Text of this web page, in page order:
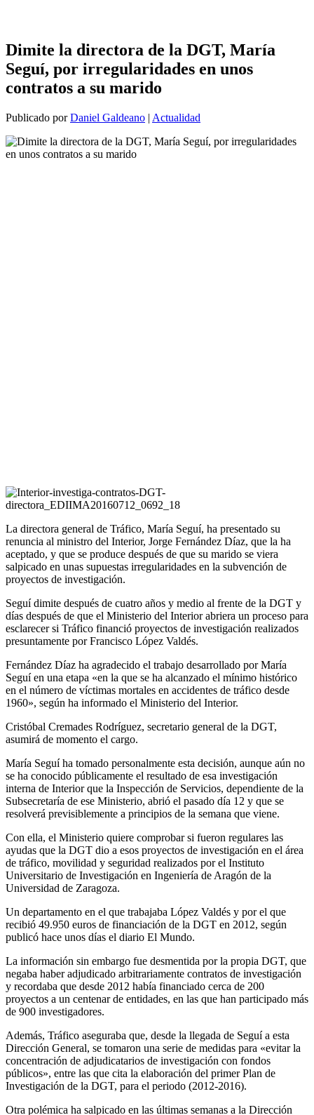
Dimite la directora de la DGT, María
Seguí, por irregularidades en unos
contratos a su marido
Publicado porDaniel Galdeano | Actualidad
La directora general de Tráfico, María Seguí, ha presentado su
renuncia al ministro del Interior, Jorge Fernández Díaz, que la ha
aceptado, y que se produce después de que su marido se viera
salpicado en unas supuestas irregularidades en la subvención de
proyectos de investigación.
Seguí dimite después de cuatro años y medio al frente de la DGT y
días después de que el Ministerio del Interior abriera un proceso para
esclarecer si Tráfico financió proyectos de investigación realizados
presuntamente por Francisco López Valdés.
Fernández Díaz ha agradecido el trabajo desarrollado por María
Seguí en una etapa «en la que se ha alcanzado el mínimo histórico
en el número de víctimas mortales en accidentes de tráfico desde
1960», según ha informado el Ministerio del Interior.
Cristóbal Cremades Rodríguez, secretario general de la DGT,
asumirá de momento el cargo.
María Seguí ha tomado personalmente esta decisión, aunque aún no
se ha conocido públicamente el resultado de esa investigación
interna de Interior que la Inspección de Servicios, dependiente de la
Subsecretaría de ese Ministerio, abrió el pasado día 12 y que se
resolverá previsiblemente a principios de la semana que viene.
Con ella, el Ministerio quiere comprobar si fueron regulares las
ayudas que la DGT dio a esos proyectos de investigación en el área
de tráfico, movilidad y seguridad realizados por el Instituto
Universitario de Investigación en Ingeniería de Aragón de la
Universidad de Zaragoza.
Un departamento en el que trabajaba López Valdés y por el que
recibió 49.950 euros de financiación de la DGT en 2012, según
publicó hace unos días el diario El Mundo.
La información sin embargo fue desmentida por la propia DGT, que
negaba haber adjudicado arbitrariamente contratos de investigación
y recordaba que desde 2012 había financiado cerca de 200
proyectos a un centenar de entidades, en las que han participado más
de 900 investigadores.
Además, Tráfico aseguraba que, desde la llegada de Seguí a esta
Dirección General, se tomaron una serie de medidas para «evitar la
concentración de adjudicatarios de investigación con fondos
públicos», entre las que cita la elaboración del primer Plan de
Investigación de la DGT, para el periodo (2012-2016).
Otra polémica ha salpicado en las últimas semanas a la Dirección